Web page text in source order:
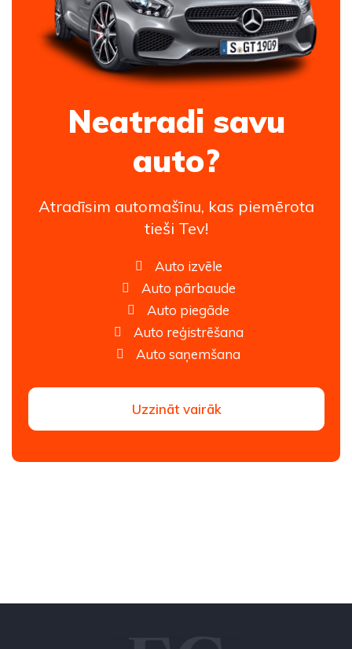
Neatradi savu
auto?
Atradīsim automašīnu, kas piemērota
tieši Tev!
Auto izvēle
Auto pārbaude
Auto piegāde
Auto reģistrēšana
Auto saņemšana
Uzzināt vairāk